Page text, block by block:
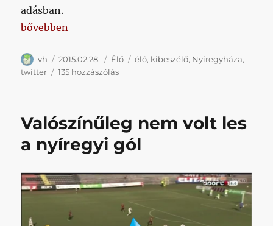
adásban.
„#ÉLŐ és kibeszélő a tavasznyitó nyíregyi
bővebben
Szerző
vh Közzétéve
2015.02.28. Kategória
Élő Címke
élő, kibeszélő, Nyíregyháza,
twitter
135 hozzászólás#ÉLŐ
tavasznyitó
nyíregyi
hatpontosra
bejegyzéshez
Valószínűleg nem volt les
a nyíregyi gól